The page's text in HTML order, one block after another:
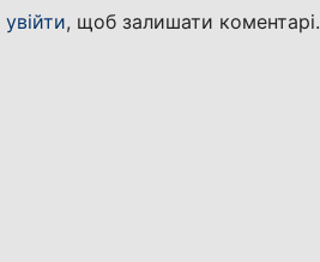
увійти, щоб залишати коментарі.